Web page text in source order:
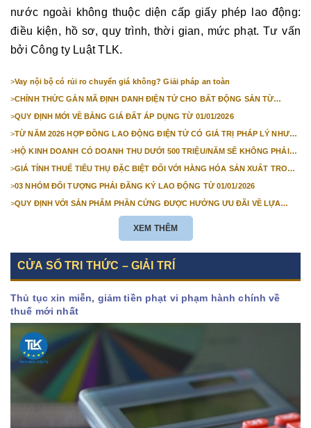
nước ngoài không thuộc diện cấp giấy phép lao động:
điều kiện, hồ sơ, quy trình, thời gian, mức phạt. Tư vấn
bởi Công ty Luật TLK.
>Vay nội bộ có rủi ro chuyển giá không? Giải pháp an toàn
>CHÍNH THỨC GẮN MÃ ĐỊNH DANH ĐIỆN TỬ CHO BẤT ĐỘNG SẢN TỪ
>QUY ĐỊNH MỚI VỀ BẢNG GIÁ ĐẤT ÁP DỤNG TỪ 01/01/2026
>TỪ NĂM 2026 HỢP ĐỒNG LAO ĐỘNG ĐIỆN TỬ CÓ GIÁ TRỊ PHÁP LÝ NHƯ
>HỘ KINH DOANH CÓ DOANH THU DƯỚI 500 TRIỆU/NĂM SẼ KHÔNG PHẢI
>GIÁ TÍNH THUẾ TIÊU THỤ ĐẶC BIỆT ĐỐI VỚI HÀNG HÓA SẢN XUẤT TRONG
>03 NHÓM ĐỐI TƯỢNG PHẢI ĐĂNG KÝ LAO ĐỘNG TỪ 01/01/2026
>QUY ĐỊNH VỚI SẢN PHẨM PHẦN CỨNG ĐƯỢC HƯỞNG ƯU ĐÃI VỀ LỰA
XEM THÊM
CỬA SỔ TRI THỨC – GIẢI TRÍ
Thủ tục xin miễn, giảm tiền phạt vi phạm hành chính về
thuế mới nhất